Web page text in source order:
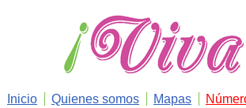
Inicio Quienes somos Mapas